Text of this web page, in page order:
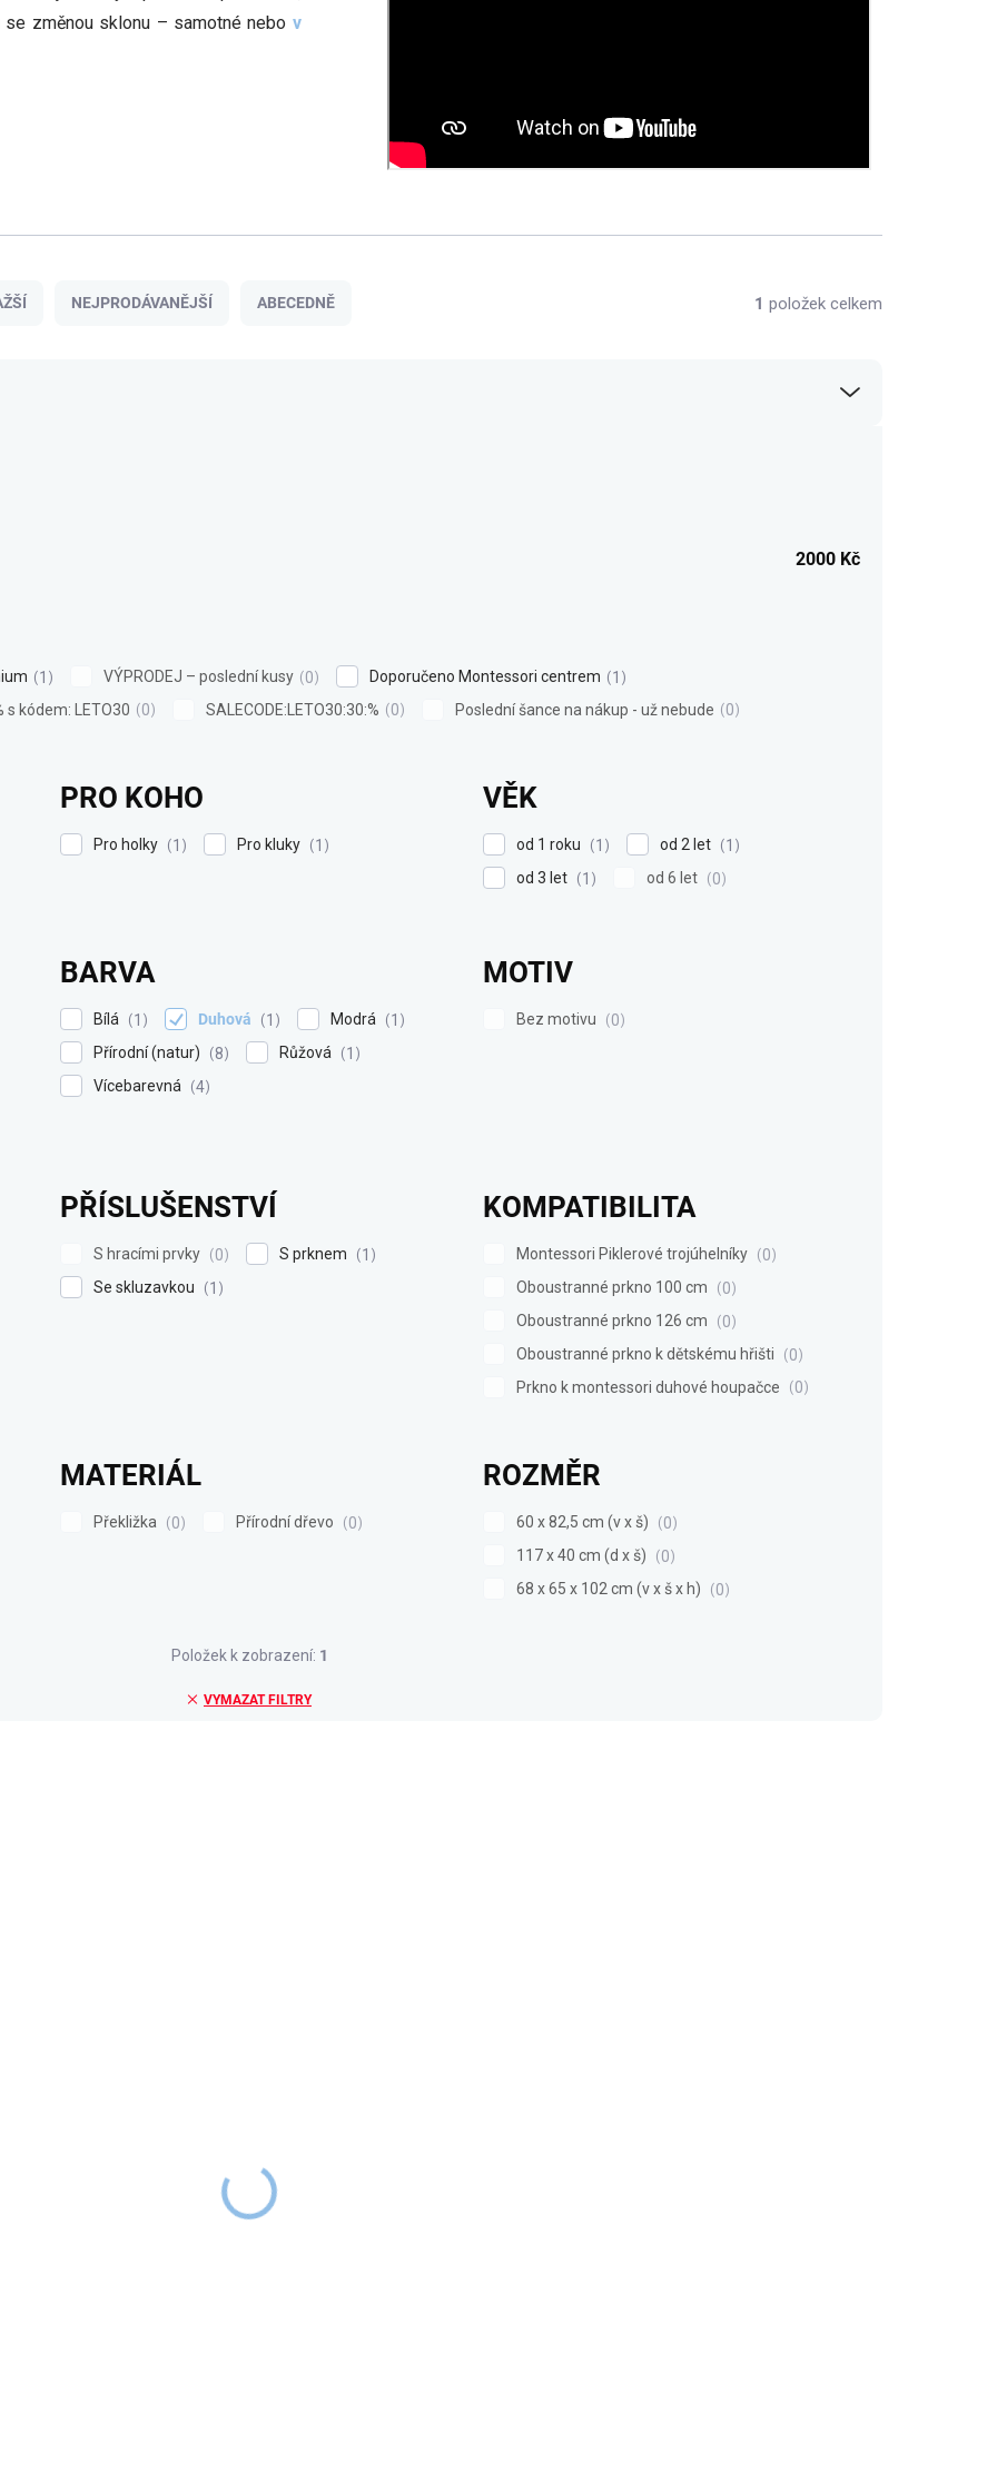
změnou sklonu – samotné nebo v
NEJPRODÁVANĚJŠÍ ABECEDNĚ 1 položek celkem
2000 Kč
1 VÝPRODEJ – poslední kusy 0 Doporučeno Montessori centrem
1
s kódem: LETO30 0 SALECODE:LETO30:30:% 0 Poslední šance na nákup - už nebude 0
PRO KOHO
Pro holky 1 Pro kluky 1
VĚK
od 1 roku 1 od 2 let
1
od 3 let
1 od 6 let 0
BARVA
Bílá 1 Duhová 1 Modrá
1
Přírodní (natur)
8 Růžová
1
Vícebarevná
4
MOTIV
Bez motivu 0
PŘÍSLUŠENSTVÍ
S hracími prvky 0 S prknem
1
Se skluzavkou
1
KOMPATIBILITA
Montessori Piklerové trojúhelníky
0
Oboustranné prkno 100 cm
0
Oboustranné prkno 126 cm
0
Oboustranné prkno k dětskému hřišti
0
Prkno k montessori duhové houpačce
0
MATERIÁL
Překližka 0 Přírodní dřevo 0
ROZMĚR
60 x 82,5 cm (v x š)
0
117 x 40 cm (d x š)
0
68 x 65 x 102 cm (v x š x h)
0
VYMAZAT FILTRY
Položek k zobrazení: 1